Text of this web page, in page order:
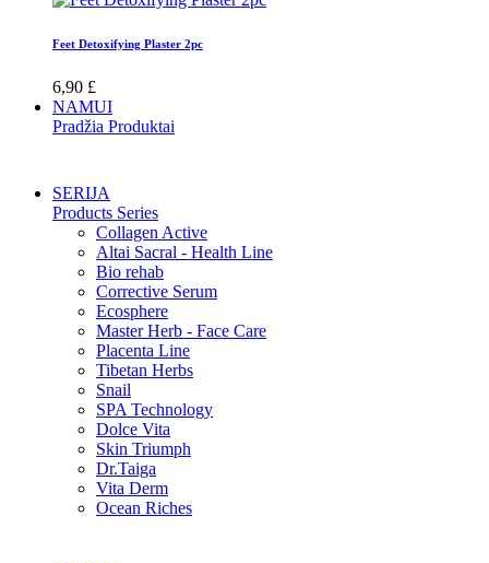
Feet Detoxifying Plaster 2pc
6,90 £
NAMUI
Pradžia Produktai
SERIJA
Products Series
Collagen Active
Altai Sacral - Health Line
Bio rehab
Corrective Serum
Ecosphere
Master Herb - Face Care
Placenta Line
Tibetan Herbs
Snail
SPA Technology
Dolce Vita
Skin Triumph
Dr.Taiga
Vita Derm
Ocean Riches